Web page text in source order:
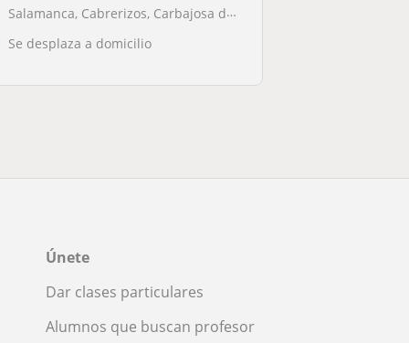
Salamanca, Cabrerizos, Carbajosa de la Sagrada, Aldeatejada, Santa Mar...
Se desplaza a domicilio
Únete
Dar clases particulares
Alumnos que buscan profesor